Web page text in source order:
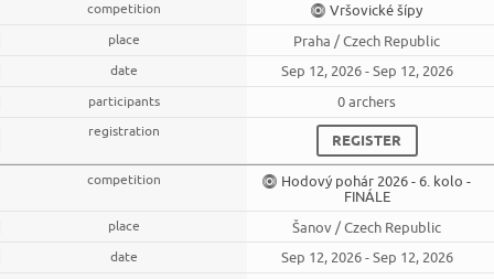
Vršovické šípy
Praha / Czech Republic
Sep 12, 2026 - Sep 12, 2026
0 archers
REGISTER
Hodový pohár 2026 - 6. kolo -
FINÁLE
Šanov / Czech Republic
Sep 12, 2026 - Sep 12, 2026